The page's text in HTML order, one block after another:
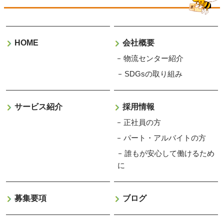
HOME
会社概要
物流センター紹介
SDGsの取り組み
サービス紹介
採用情報
正社員の方
パート・アルバイトの方
誰もが安心して働けるため
に
募集要項 ブログ